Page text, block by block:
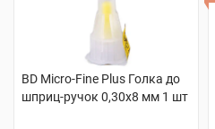
BD Micro-Fine Plus Голка до
шприц-ручок 0,30х8 мм 1 шт